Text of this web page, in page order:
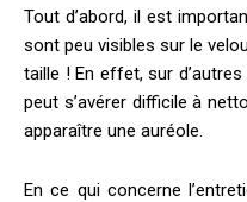
Tout d’abord, il est
sont peu visibles sur le
taille ! En effet, sur
peut s’avérer difficile à
apparaître une auréole.
En ce qui concerne